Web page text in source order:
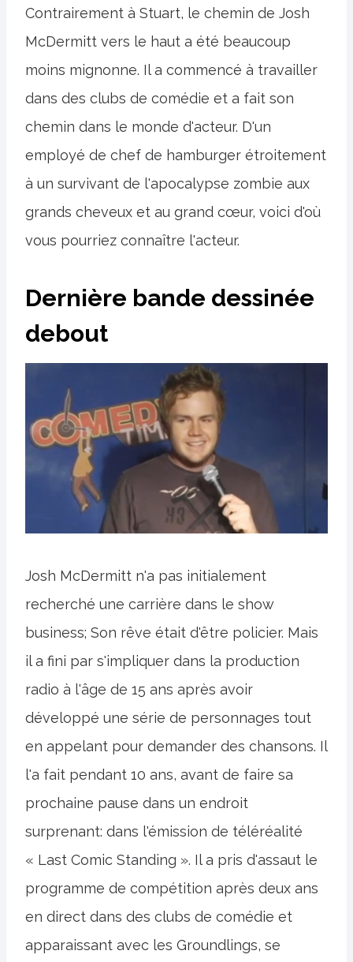
Contrairement à Stuart, le chemin de Josh
McDermitt vers le haut a été beaucoup
moins mignonne. Il a commencé à travailler
dans des clubs de comédie et a fait son
chemin dans le monde d'acteur. D'un
employé de chef de hamburger étroitement
à un survivant de l'apocalypse zombie aux
grands cheveux et au grand cœur, voici d'où
vous pourriez connaître l'acteur.
Dernière bande dessinée
debout
Josh McDermitt n'a pas initialement
recherché une carrière dans le show
business; Son rêve était d'être policier. Mais
il a fini par s'impliquer dans la production
radio à l'âge de 15 ans après avoir
développé une série de personnages tout
en appelant pour demander des chansons. Il
l'a fait pendant 10 ans, avant de faire sa
prochaine pause dans un endroit
surprenant: dans l'émission de téléréalité
« Last Comic Standing ». Il a pris d'assaut le
programme de compétition après deux ans
en direct dans des clubs de comédie et
apparaissant avec les Groundlings, se